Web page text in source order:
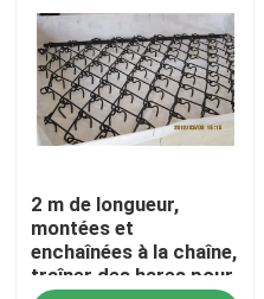
Maison
Produits
Exposition de VR
2 m de longueur,
montées et
enchaînées à la chaîne,
traîner des hares pour